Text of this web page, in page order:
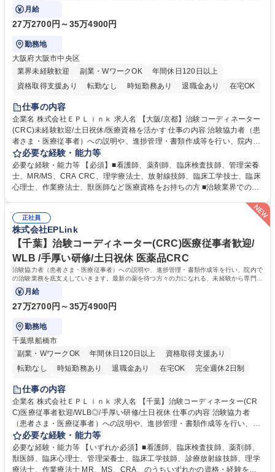
が身につく社会貢献度の高い仕事です。
月給
27万2700円～35万4900円
勤務地
大阪府大阪市中央区
業界未経験歓迎
副業・WワークOK
年間休日120日以上
資格取得支援あり
転勤なし 時短勤務あり 退職金あり
在宅OK
完全週休2日制
仕事の内容
企業名 株式会社ＥＰＬｉｎｋ 求人名 【大阪/京都】治験コーディネーター
(CRC)未経験歓迎/土日祝休/医療資格を活かす 仕事の内容 治験協力者（患
者さま・医療従事者）への説明や、進捗管理・書類作成等を行い、院内で
の治験業務を底支えしていきます。最新の薬を待つ方々の力になれる、未
経験から専門性が身につく社会貢献度の高い仕事です。 ■治験協力者（患
者さま・医療従事者）への説明 ■患者さまのスケジュール調整・管理、ヒ
アリング・服薬状況の確認 ■診察/検査への同席 ■医療従事者・依頼先への
なり、各関係者の間で治験業務の円滑な進行をサポート。 ※コアタイム無
のフレックスタイム制/プライベートと仕事の両立もしやすい環境。育休復
帰率は90%以上/育児補助支援金等も有 募集職種 【大阪/京都】治験コーデ
ィネーター(CRC)未経験歓迎/土日祝休/医療資格を活かす
必要な経験・能力等
必要な経験・能力等 【必須】■看護師、薬剤師、臨床検査技師、管理栄養
士、MR/MS、CRA CRC、理学療法士、放射線技師、臨床工学技士、臨床
心理士、作業療法士、獣医師など医療資格をお持ちの方 ■治験業界での就
ーション能力や、カルテを読む力、治験で行う検査内容や薬剤について補
足説明ができる点、などを活かしてご活躍頂けます。 【研修制度】入社後
は、約2週間のe-learning受講後に導入研修を5日間受けていただき、テス
トに合格後、OJTとなります。OJT期間は平均約3ヶ月ですが、個人の成長
に合わせてサポートしていくためそれ以上になる方もいます。 学歴・資格
学歴：大学院 大学 高専 短大 専修学校 語学力： 資格：看護師 臨床検査技
師 薬剤師
正社員
株式会社EPLink
【千葉】治験コーディネーター(CRC)医療従事者歓迎/
WLB /手厚い研修/土日祝休 医薬品CRC
治験協力者（患者さま・医療従事者）への説明や、進捗管理・書類作成等を行い、院内で
の治験業務を底支えしていきます。最新の薬を待つ方々の力になれる、未経験から専門性
が身につく社会貢献度の高い仕事です。
月給
27万2700円～35万4900円
勤務地
千葉県船橋市
副業・WワークOK
年間休日120日以上
資格取得支援あり
転勤なし
時短勤務あり 退職金あり 在宅OK
完全週休2日制
土日祝休み
仕事の内容
企業名 株式会社ＥＰＬｉｎｋ 求人名 【千葉】治験コーディネーター(CR
C)医療従事者歓迎/WLB◎/手厚い研修/土日祝休 仕事の内容 治験協力者
（患者さま・医療従事者）への説明や、進捗管理・書類作成等を行い、院
内での治験業務を底支えしていきます。最新の薬を待つ方々の力になれ
る、未経験から専門性が身につく社会貢献度の高い仕事です。 ■治験に参
加する患者(被験者)さんに対する試験内容の補助説明 ■被験者のスケジュ
ール管理 ■被験者との面談、服薬状況の確認 ■診療、検査への同席 ■院内
必要な経験・能力等
必要な経験・能力等 【いずれか必須】■看護師、臨床検査技師、薬剤師、
獣医師、臨床心理士、管理栄養士、臨床工学技師、診療放射線技師、理学
療法士、作業療法士 MR、MS、CRA、のうちいずれかの資格・経験を有